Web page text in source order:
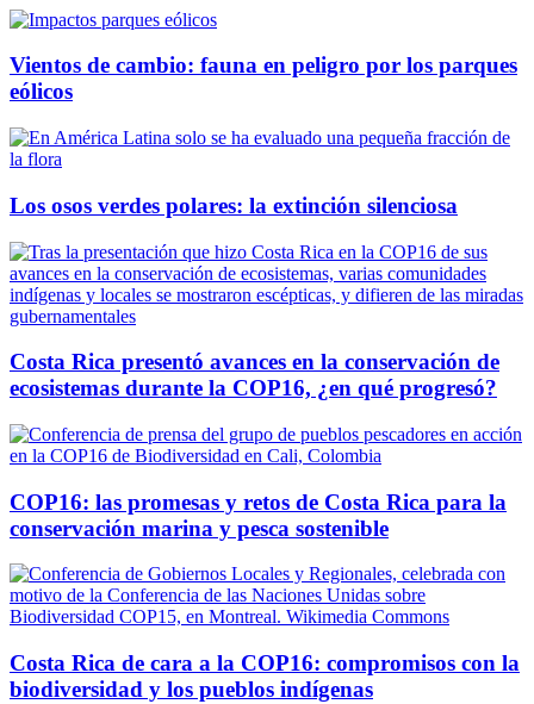
Vientos de cambio: fauna en peligro por los parques
eólicos
Los osos verdes polares: la extinción silenciosa
Costa Rica presentó avances en la conservación de
ecosistemas durante la COP16, ¿en qué progresó?
COP16: las promesas y retos de Costa Rica para la
conservación marina y pesca sostenible
Costa Rica de cara a la COP16: compromisos con la
biodiversidad y los pueblos indígenas